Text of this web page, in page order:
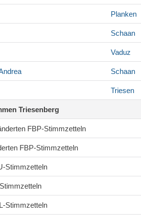
Planken
Schaan
Vaduz
Schaan
Triesen
Triesenberg
FBP-Stimmzetteln
FBP-Stimmzetteln
Stimmzetteln
Stimmzetteln